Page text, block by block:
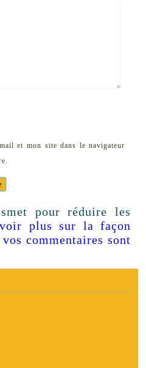
et mon site dans le navigateur
pour réduire les
plus sur la façon
commentaires sont